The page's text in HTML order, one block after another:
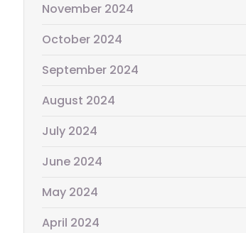
November 2024
October 2024
September 2024
August 2024
July 2024
June 2024
May 2024
April 2024